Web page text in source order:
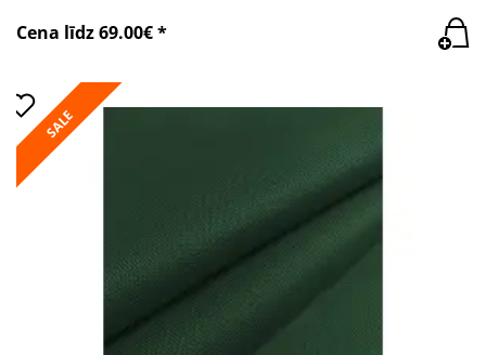
Cena līdz 69.00€ *
SALE